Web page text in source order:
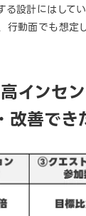
設計にはし
動面でも想定
インセ
善で